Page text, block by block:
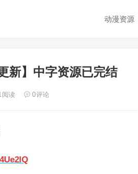
动漫资源
新】中字资源已完结
阅读 0评论